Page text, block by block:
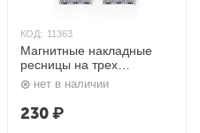
КОД: 11363
Магнитные накладные
ресницы на трех
магнитах 13# HudaBeauty
нет в наличии
230₽